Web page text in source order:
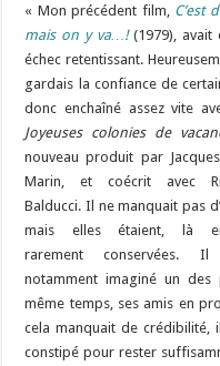
« Mon précédent film, C’est
mais on y va…! (1979), avait
échec retentissant.
gardais la confiance de
donc enchaîné assez vite
Joyeuses colonies de
nouveau produit par
Marin, et coécrit avec
Balducci. Il ne manquait pas
mais elles étaient, là
rarement conservées. Il
notamment imaginé un
même temps, ses amis en
cela manquait de
constipé pour rester